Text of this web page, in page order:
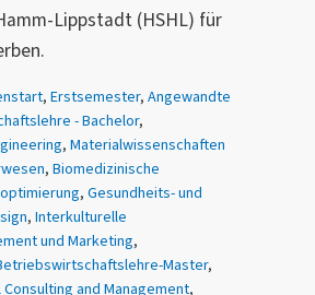
Lippstadt (HSHL) für
, Erstsemester, Angewandte
- Bachelor,
, Materialwissenschaften
, Biomedizinische
, Gesundheits- und
, Interkulturelle
und Marketing,
Master,
Consulting and Management,